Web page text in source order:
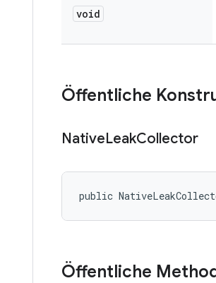
void
Öffentliche
NativeLeakCollector
public
Öffentliche